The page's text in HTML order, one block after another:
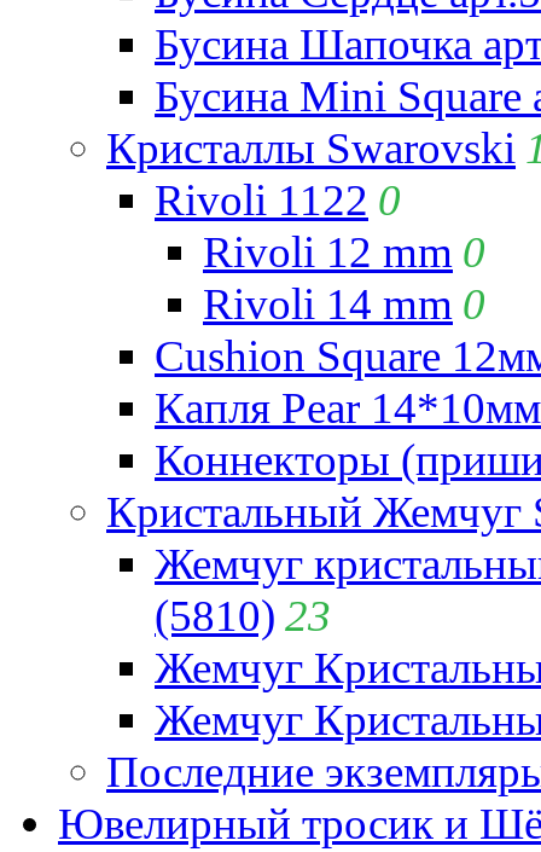
Бусина Шапочка
Бусина Mini Square
Кристаллы Swarovski
Rivoli 1122 0
Rivoli 12 mm 0
Rivoli 14 mm 0
Cushion Square
Капля Pear
Коннекторы
Кристальный Жемчуг
Жемчуг
(5810) 23
Жемчуг
Жемчуг
Последние
Ювелирный тросик и